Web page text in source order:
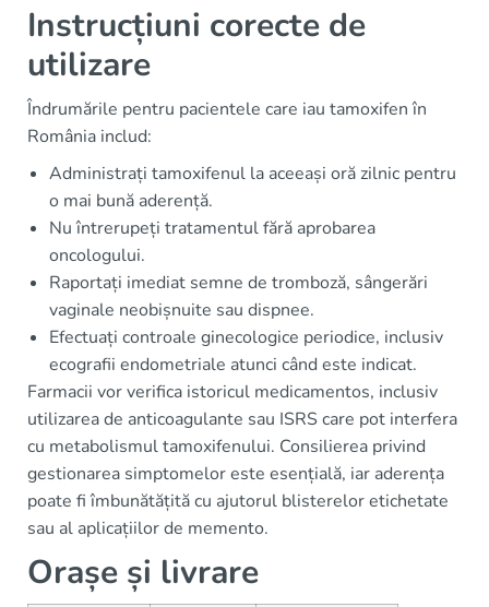
Instrucțiuni corecte de
utilizare
Îndrumările pentru pacientele care iau tamoxifen în
România includ:
Administrați tamoxifenul la aceeași oră zilnic pentru
o mai bună aderență.
Nu întrerupeți tratamentul fără aprobarea
oncologului.
Raportați imediat semne de tromboză, sângerări
vaginale neobișnuite sau dispnee.
Efectuați controale ginecologice periodice, inclusiv
ecografii endometriale atunci când este indicat.
Farmacii vor verifica istoricul medicamentos, inclusiv
utilizarea de anticoagulante sau ISRS care pot interfera
cu metabolismul tamoxifenului. Consilierea privind
gestionarea simptomelor este esențială, iar aderența
poate fi îmbunătățită cu ajutorul blisterelor etichetate
sau al aplicațiilor de memento.
Orașe și livrare